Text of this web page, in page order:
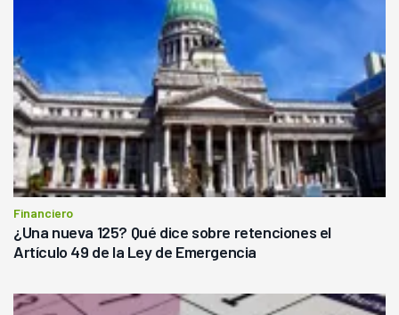
Financiero
¿Una nueva 125? Qué dice sobre retenciones el
Artículo 49 de la Ley de Emergencia